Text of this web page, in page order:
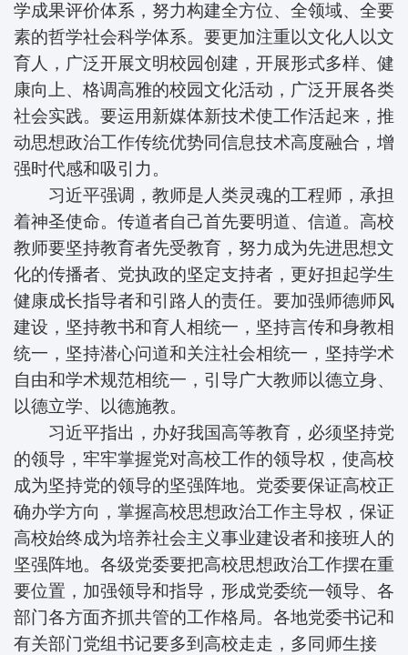
学成果评价体系，努力构建全方位、全领域、全要
素的哲学社会科学体系。要更加注重以文化人以文
育人，广泛开展文明校园创建，开展形式多样、健
康向上、格调高雅的校园文化活动，广泛开展各类
社会实践。要运用新媒体新技术使工作活起来，推
动思想政治工作传统优势同信息技术高度融合，增
强时代感和吸引力。
习近平强调，教师是人类灵魂的工程师，承担
着神圣使命。传道者自己首先要明道、信道。高校
教师要坚持教育者先受教育，努力成为先进思想文
化的传播者、党执政的坚定支持者，更好担起学生
健康成长指导者和引路人的责任。要加强师德师风
建设，坚持教书和育人相统一，坚持言传和身教相
统一，坚持潜心问道和关注社会相统一，坚持学术
自由和学术规范相统一，引导广大教师以德立身、
以德立学、以德施教。
习近平指出，办好我国高等教育，必须坚持党
的领导，牢牢掌握党对高校工作的领导权，使高校
成为坚持党的领导的坚强阵地。党委要保证高校正
确办学方向，掌握高校思想政治工作主导权，保证
高校始终成为培养社会主义事业建设者和接班人的
坚强阵地。各级党委要把高校思想政治工作摆在重
要位置，加强领导和指导，形成党委统一领导、各
部门各方面齐抓共管的工作格局。各地党委书记和
有关部门党组书记要多到高校走走，多同师生接